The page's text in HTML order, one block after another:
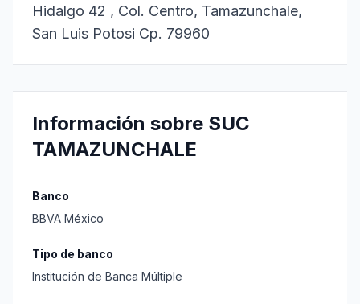
Hidalgo 42 , Col. Centro, Tamazunchale,
San Luis Potosi Cp. 79960
Información sobre SUC
TAMAZUNCHALE
Banco
BBVA México
Tipo de banco
Institución de Banca Múltiple